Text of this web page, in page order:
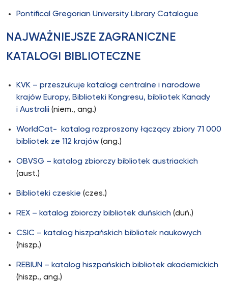
Pontifical Gregorian University Library Catalogue
NAJWAŻNIEJSZE ZAGRANICZNE
KATALOGI BIBLIOTECZNE
KVK – przeszukuje katalogi centralne i narodowe
krajów Europy, Biblioteki Kongresu, bibliotek Kanady
i Australii (niem., ang.)
WorldCat- katalog rozproszony łączący zbiory 71 000
bibliotek ze 112 krajów (ang.)
OBVSG – katalog zbiorczy bibliotek austriackich
(aust.)
Biblioteki czeskie (czes.)
REX – katalog zbiorczy bibliotek duńskich (duń.)
CSIC – katalog hiszpańskich bibliotek naukowych
(hiszp.)
REBIUN – katalog hiszpańskich bibliotek akademickich
(hiszp., ang.)